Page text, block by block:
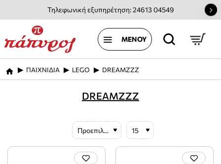
Τηλεφωνική εξυπηρέτηση: 24613 04549
home
ΠΑΙΧΝΙΔΙΑ LEGO DREAMZZZ
DREAMZZZ